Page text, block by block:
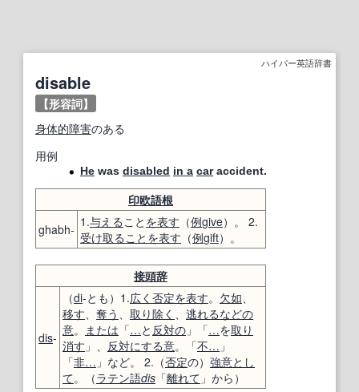
ハイパー英語辞書
disable
【形容詞】
身体的障害のある
用例
He was disabled in a caraccident.
印欧語根
ghabh- 1.与えること を表す （例give）。 2.
受け取ること を表す （例gift）。
接頭辞
dis-
（di-とも）1.広く 否定を表す。 欠如、
移す、 奪う 、 取り除く 、 逃れるなどの
意。 または 「…と 反対の 」「…を取り
消す 」、 反対にする意。「不… 」
「非… 」など。 2.（否定の） 強意とし
て。（ラテン語dis 「離れて 」から）